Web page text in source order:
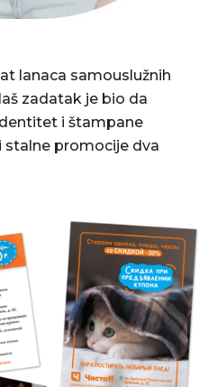
lanaca samouslužnih
zadatak je bio da
i štampane
stalne promocije dva